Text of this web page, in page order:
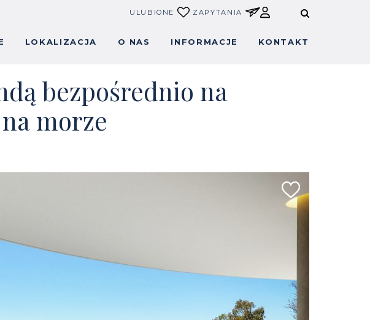
ULUBIONE ZAPYTANIA
LOKALIZACJA O NAS INFORMACJE KONTAKT
bezpośrednio na
morze